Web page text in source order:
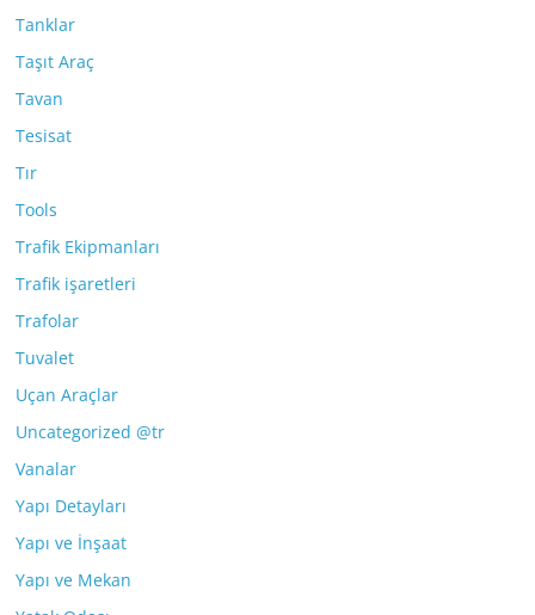
Tanklar
Taşıt Araç
Tavan
Tesisat
Tır
Tools
Trafik Ekipmanları
Trafik işaretleri
Trafolar
Tuvalet
Uçan Araçlar
Uncategorized @tr
Vanalar
Yapı Detayları
Yapı ve İnşaat
Yapı ve Mekan